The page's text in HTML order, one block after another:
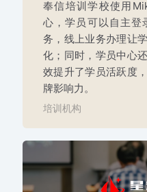
奉信培训学校使用
心，学员可以自主登
务，线上业务办理让
化；同时，学员中心
效提升了学员活跃度
牌影响力。
培训机构